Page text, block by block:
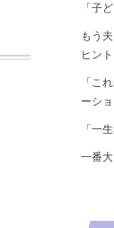
「子
もう
ヒン
「こ
ーシ
「一
一番